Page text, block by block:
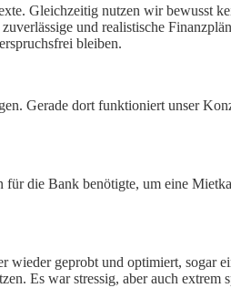
Gleichzeitig nutzen wir bewusst
und realistische
bleiben.
Gerade dort funktioniert unser
die Bank benötigte, um eine
geprobt und optimiert, sogar
Es war stressig, aber auch extrem